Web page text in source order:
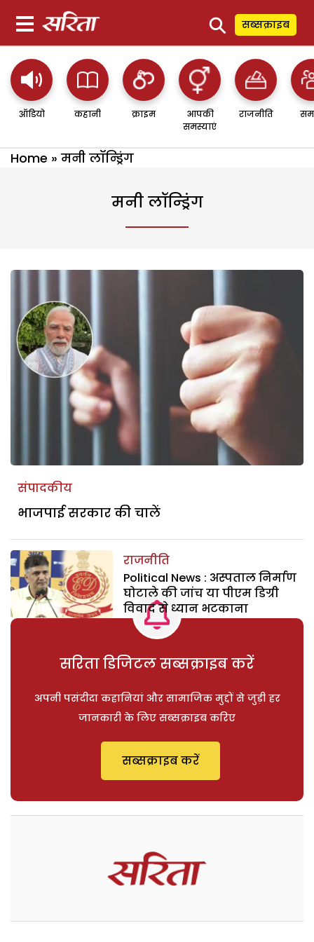
⚲ सब्सक्राइब
ऑडियो कहानी क्राइम
आपकी
समस्याएं
राजनीति
Home » मनी लॉन्ड्रिंग
मनी लॉन्ड्रिंग
संपादकीय
भाजपाई सरकार की चालें
राजनीति
Political News : अस्पताल निर्माण
घोटाले की जांच या पीएम डिग्री
विवाद से ध्यान भटकाना
सरिता डिजिटल सब्सक्राइब करें
अपनी पसंदीदा कहानियां और सामाजिक मुद्दों से जुड़ी हर
जानकारी के लिए सब्सक्राइब करिए
सब्सक्राइब करें